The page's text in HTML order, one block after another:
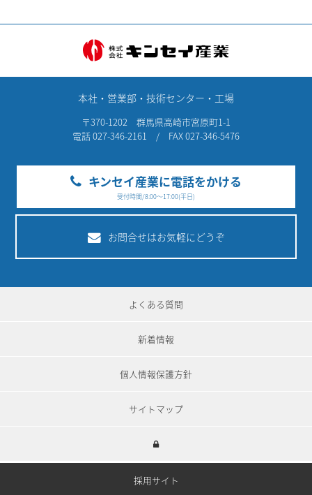
本社・営業部・技術センター・工場
〒370-1202 群馬県高崎市宮原町1-1
電話 027-346-2161 / FAX 027-346-5476
キンセイ産業に電話をかける
受付時間/8:00～17:00(平日)
お問合せはお気軽にどうぞ
よくある質問
新着情報
個人情報保護方針
サイトマップ
採用サイト